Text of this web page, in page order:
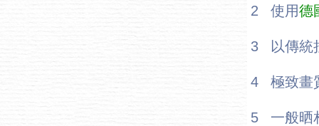
2 使用德
3 以傳統
4 極致畫
5 一般晒